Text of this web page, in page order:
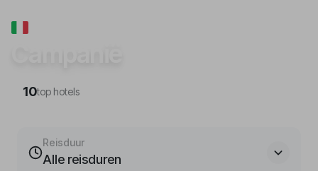
10top hotels
Reisduur
Alle reisduren